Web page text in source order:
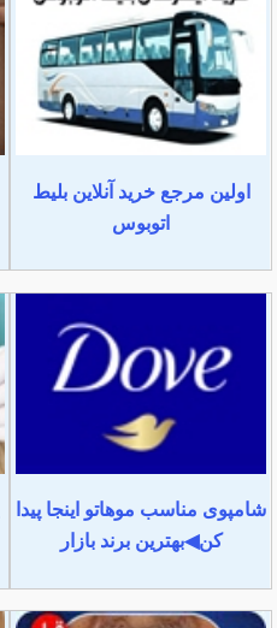
اولین مرجع خرید آنلاین بلیط
اتوبوس
شامپوی مناسب موهاتو اینجا پیدا
کن◀بهترین برند بازار